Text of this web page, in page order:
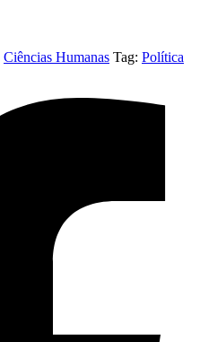
Ciências Humanas Tag: Política